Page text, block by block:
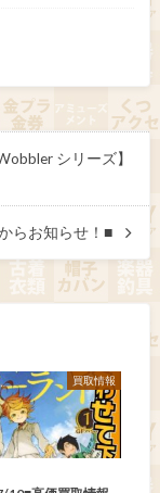
シリーズ】
らお知らせ！■
買取情報